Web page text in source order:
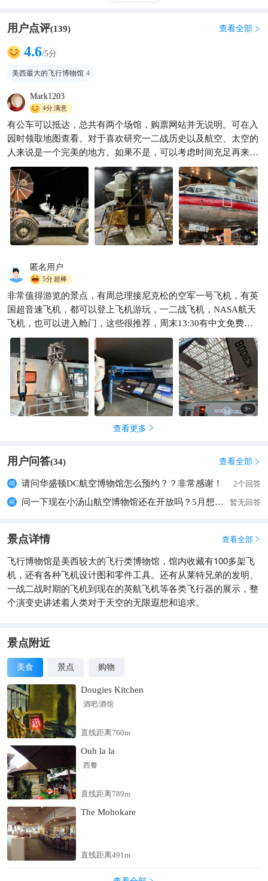
🌿西雅图半日游 懒人赏景or亲
想想与念念
用户点评(139) 查看全部 
4.6/5分
美西最大的飞行博物馆 4
Mark1203
4分满意
有公车可以抵达，总共有两个场馆，购票网站并无说明。可在入
园时领取地图查看。对于喜欢研究一二战历史以及航空、太空的
人来说是一个完美的地方。如果不是，可以考虑时间充足再来，
全部逛完需要至少3小时。
8+
匿名用户
5分超棒
非常值得游览的景点，有周总理接尼克松的空军一号飞机，有英
国超音速飞机，都可以登上飞机游玩，一二战飞机，NASA航天
飞机，也可以进入舱门，这些很推荐，周末13:30有中文免费导
游，票不贵，但打车离市区较远，来回需要90刀，游玩时间3-4
小时，5点关门。
9+
查看更多 
用户问答(34) 查看全部 
请问华盛顿DC航空博物馆怎么预约？？非常感谢！ 2个回答
问一下现在小汤山航空博物馆还在开放吗？5月想去看 主要就是为了去看那架喷火 暂无回答
景点详情 查看全部 
飞行博物馆是美西较大的飞行类博物馆，馆内收藏有100多架飞
机，还有各种飞机设计图和零件工具。还有从莱特兄弟的发明、
一战二战时期的飞机到现在的英航飞机等各类飞行器的展示，整
个演变史讲述着人类对于天空的无限遐想和追求。
景点附近
美食 景点 购物
Dougies Kitchen
酒吧/酒馆
直线距离760m
Ouh la la
西餐
直线距离789m
The Mohokare
直线距离491m